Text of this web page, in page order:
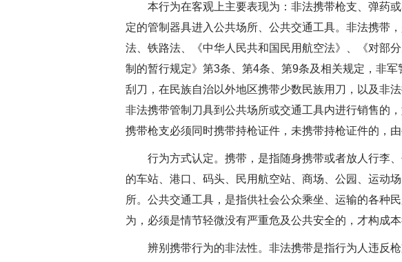
本行为在客观上主要表现为：非法携带枪支、弹药或
定的管制器具进入公共场所、公共交通工具。非法携带
法、铁路法、《中华人民共和国民用航空法》、《对部
制的暂行规定》第3条、第4条、第9条及相关规定，非
刮刀，在民族自治以外地区携带少数民族用刀，以及非
非法携带管制刀具到公共场所或交通工具内进行销售的
携带枪支必须同时携带持枪证件，未携带持枪证件的，
行为方式认定。携带，是指随身携带或者放人行李、
的车站、港口、码头、民用航空站、商场、公园、运动
所。公共交通工具，是指供社会公众乘坐、运输的各种
为，必须是情节轻微没有严重危及公共安全的，才构成
辨别携带行为的非法性。非法携带是指行为人违反枪